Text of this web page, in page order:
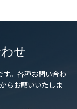
せ
。 各種お問い合わ
らお願いいたしま